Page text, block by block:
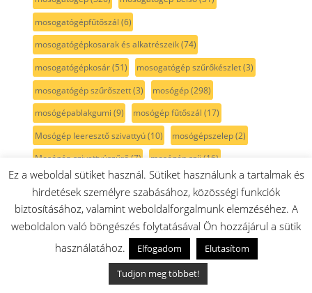
mosogatógépfűtőszál (6)
mosogatógépkosarak és alkatrészeik(74)
mosogatógépkosár(51) mosogatógép szűrőkészlet(3)
mosogatógép szűrőszett(3) mosógép(298)
mosógépablakgumi (9) mosógép fűtőszál (17)
Mosógép leeresztő szivattyú(10) mosógépszelep(2)
Mosógép szivattyúszűrő(7) mosógép szíj(16)
mosószerfedél(2) mosószertartó(25) mosószárító (5)
mosószárítógép (1) motor (69) motorkefe
(7)
motorvédő(9) MultiBox(4) multifunkciós(1)
multi mixer(6) multimixer(6) MultiTalent8(29)
(185) MUM6(14)
Ez a weboldal sütiket használ. Sütiket használunk a tartalmak és
hirdetések személyre szabásához, közösségi funkciók
biztosításához, valamint weboldalforgalmunk elemzéséhez. A
weboldalon való böngészés folytatásával Ön hozzájárul a sütik
használatához.
Elfogadom
Elutasítom
Tudjon meg többet!